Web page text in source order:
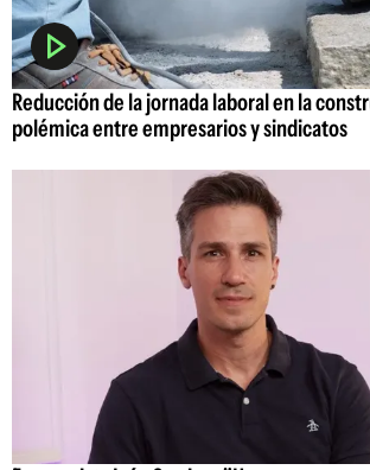
Reducción de la jornada laboral en la
polémica entre empresarios y sindicatos